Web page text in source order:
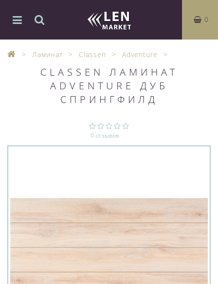
0
Ламинат Classen Adventure
CLASSEN ЛАМИНАТ
ADVENTURE ДУБ
СПРИНГФИЛД
0 отзывов